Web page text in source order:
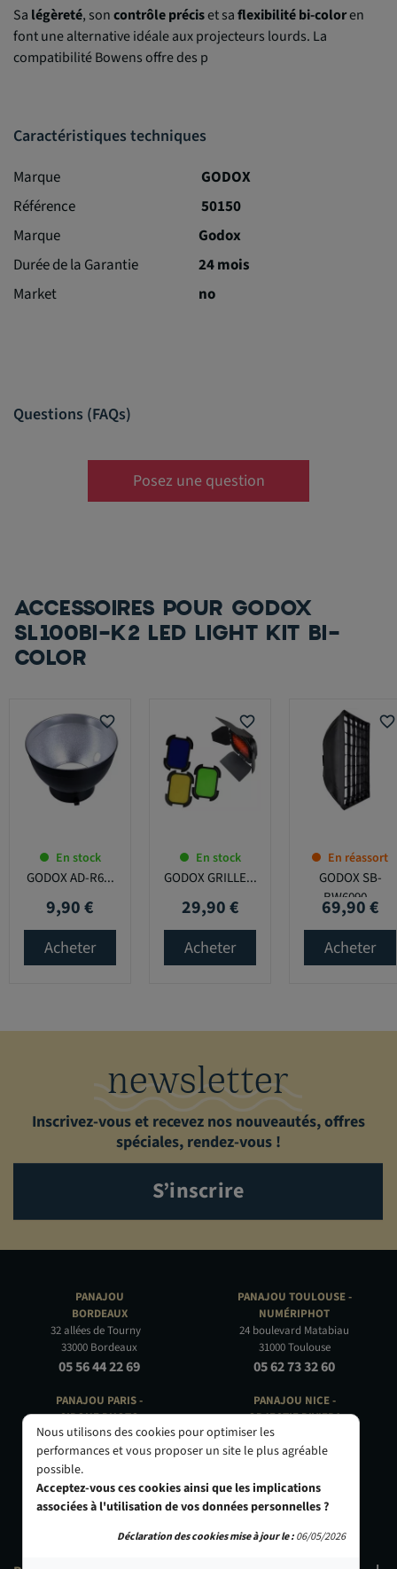
Sa légèreté, soncontrôle préciset saflexibilité bi-coloren
font une alternative idéale aux projecteurs lourds. La
compatibilité Bowens offre des p
Caractéristiques techniques
Marque
GODOX
Référence
50150
Marque
Godox
Durée de la Garantie
24 mois
Market
no
Questions (FAQs)
Posez une question
ACCESSOIRES POUR GODOX
SL100BI-K2 LED LIGHT KIT BI-
COLOR
favorite_border
En stock
GODOX AD-R6...
Prix
9,90 €
Acheter
favorite_border
En stock
GODOX GRILLE...
Prix
29,90 €
Acheter
favorite_border
En réassort
GODOX SB-
BW6090...
Prix
69,90 €
Acheter
newsletter
Inscrivez-vous et recevez nos nouveautés, offres
spéciales, rendez-vous !
S’inscrire
PANAJOU
BORDEAUX
32 allées de Tourny
33000 Bordeaux
05 56 44 22 69
PANAJOU PARIS -
CIRQUE PHOTO
9, bd des Filles-du-Calvaire
75003 Paris
01 40 29 91 91
PANAJOU TOULOUSE -
NUMÉRIPHOT
24 boulevard Matabiau
31000 Toulouse
05 62 73 32 60
PANAJOU NICE -
OBJECTIF RIVIERA
24 Rue de l'Hôtel des Postes
06000 Nice
Nous utilisons des cookies pour optimiser les
performances et vous proposer un site le plus agréable
possible.
Acceptez-vous ces cookies ainsi que les implications
associées à l'utilisation de vos données personnelles ?
Déclaration des cookies mise à jour le :06/05/2026